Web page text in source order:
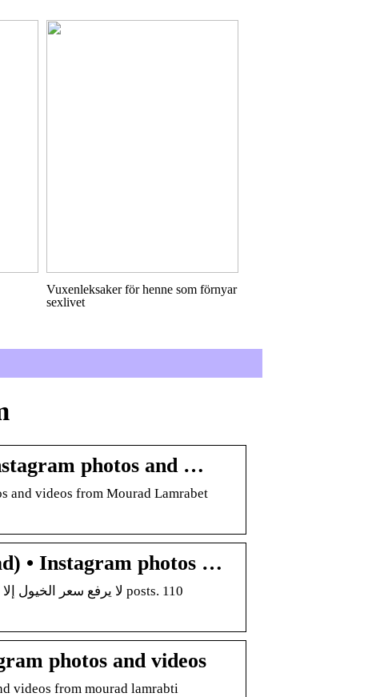
Vuxenleksaker för henne som förnyar
sexlivet
photos and …
and videos from Mourad Lamrabet
• Instagram photos …
photos and videos
videos from mourad lamrabti